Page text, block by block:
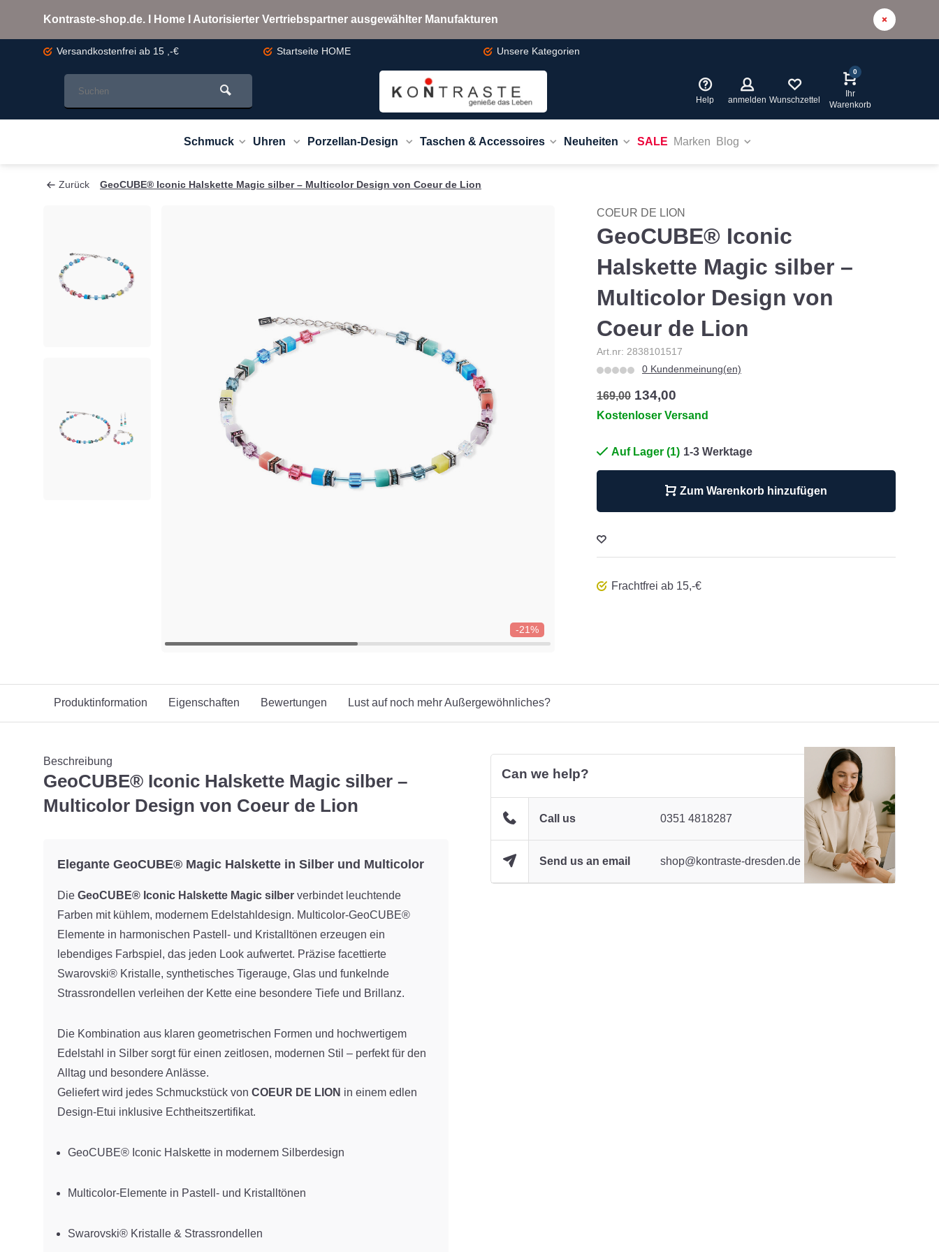
Kontraste-shop.de. I Home I Autorisierter Vertriebspartner ausgewählter Manufakturen
Versandkostenfrei ab 15 ,-€ Startseite HOME Unsere Kategorien
Help anmelden Wunschzettel
0
Ihr
Warenkorb
Schmuck Uhren Porzellan-Design Taschen & Accessoires Neuheiten SALE Marken Blog
Zurück GeoCUBE® Iconic Halskette Magic silber – Multicolor Design von Coeur de Lion
-21%
COEUR DE LION
GeoCUBE® Iconic
Halskette Magic silber –
Multicolor Design von
Coeur de Lion
Art.nr: 2838101517
0 Kundenmeinung(en)
169,00 134,00
Kostenloser Versand
Auf Lager (1) 1-3 Werktage
Zum Warenkorb hinzufügen
Frachtfrei ab 15,-€
Produktinformation Eigenschaften Bewertungen Lust auf noch mehr Außergewöhnliches?
Beschreibung
GeoCUBE® Iconic Halskette Magic silber –
Multicolor Design von Coeur de Lion
Elegante GeoCUBE® Magic Halskette in Silber und Multicolor
Die GeoCUBE® Iconic Halskette Magic silber verbindet leuchtende
Farben mit kühlem, modernem Edelstahldesign. Multicolor-GeoCUBE®
Elemente in harmonischen Pastell- und Kristalltönen erzeugen ein
lebendiges Farbspiel, das jeden Look aufwertet. Präzise facettierte
Swarovski® Kristalle, synthetisches Tigerauge, Glas und funkelnde
Strassrondellen verleihen der Kette eine besondere Tiefe und Brillanz.
Die Kombination aus klaren geometrischen Formen und hochwertigem
Edelstahl in Silber sorgt für einen zeitlosen, modernen Stil – perfekt für den
Alltag und besondere Anlässe.
Geliefert wird jedes Schmuckstück von COEUR DE LION in einem edlen
Design-Etui inklusive Echtheitszertifikat.
GeoCUBE® Iconic Halskette in modernem Silberdesign
Multicolor-Elemente in Pastell- und Kristalltönen
Swarovski® Kristalle & Strassrondellen
Can we help?
Call us 0351 4818287
Send us an email shop@kontraste-dresden.de